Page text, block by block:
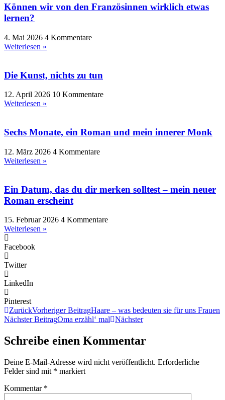
Können wir von den Französinnen wirklich etwas
lernen?
4. Mai 2026 4 Kommentare
Weiterlesen »
Die Kunst, nichts zu tun
12. April 2026 10 Kommentare
Weiterlesen »
Sechs Monate, ein Roman und mein innerer Monk
12. März 2026 4 Kommentare
Weiterlesen »
Ein Datum, das du dir merken solltest – mein neuer
Roman erscheint
15. Februar 2026 4 Kommentare
Weiterlesen »
Facebook
Twitter
LinkedIn
Pinterest
ZurückVorheriger BeitragHaare – was bedeuten sie für uns Frauen
Nächster BeitragOma erzähl‘ mal Nächster
Schreibe einen Kommentar
Deine E-Mail-Adresse wird nicht veröffentlicht. Erforderliche
Felder sind mit * markiert
Kommentar *